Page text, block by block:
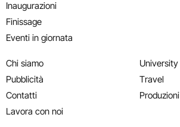
Inaugurazioni
Finissage
Eventi in giornata
Chi siamo
Pubblicità
Contatti
Lavora con noi
University
Travel
Produzioni